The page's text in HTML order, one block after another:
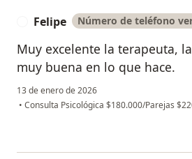
Felipe Número de teléfono
Muy excelente la terapeuta,
muy buena en lo que hace.
13 de enero de 2026
• Consulta Psicológica $180.000/Parejas